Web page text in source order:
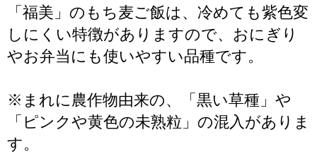
「福美」のもち麦ご飯は、冷めても紫色変
しにくい特徴がありますので、おにぎり
やお弁当にも使いやすい品種です。
※まれに農作物由来の、「黒い草種」や
「ピンクや黄色の未熟粒」の混入がありま
す。